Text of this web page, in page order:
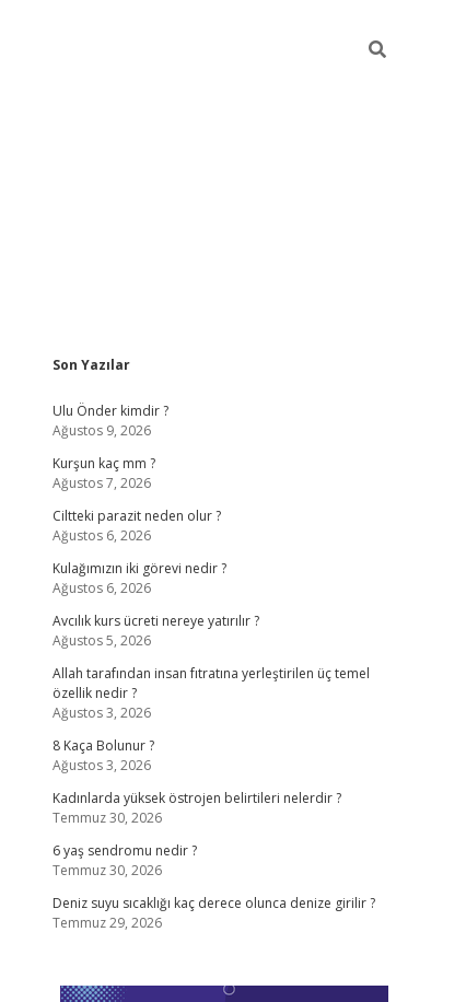
Sidebar
Son Yazılar
Ulu Önder kimdir ?
Ağustos 9, 2026
Kurşun kaç mm ?
Ağustos 7, 2026
Ciltteki parazit neden olur ?
Ağustos 6, 2026
Kulağımızın iki görevi nedir ?
Ağustos 6, 2026
Avcılık kurs ücreti nereye yatırılır ?
Ağustos 5, 2026
Allah tarafından insan fıtratına yerleştirilen üç temel
özellik nedir ?
Ağustos 3, 2026
8 Kaça Bolunur ?
Ağustos 3, 2026
Kadınlarda yüksek östrojen belirtileri nelerdir ?
Temmuz 30, 2026
6 yaş sendromu nedir ?
Temmuz 30, 2026
Deniz suyu sıcaklığı kaç derece olunca denize girilir ?
Temmuz 29, 2026